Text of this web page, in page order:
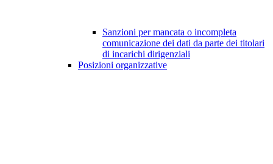
Sanzioni per mancata o incompleta
comunicazione dei dati da parte dei titolari
di incarichi dirigenziali
Posizioni organizzative